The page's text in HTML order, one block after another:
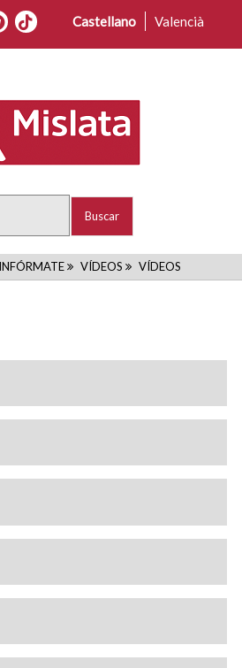
Castellano Valencià
RUTA
INFÓRMATE VÍDEOS VÍDEOS